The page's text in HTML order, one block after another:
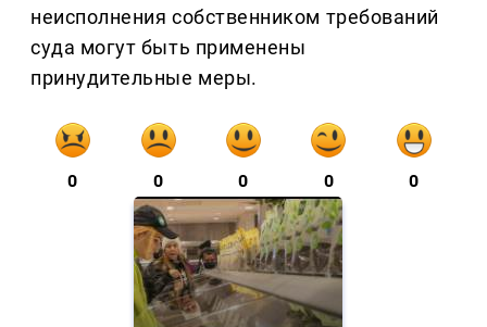
неисполнения собственником требований
суда могут быть применены
принудительные меры.
0 0 0 0 0